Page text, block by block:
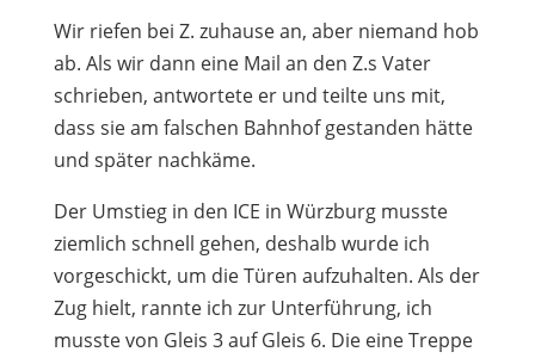
Wir riefen bei Z. zuhause an, aber niemand hob
ab. Als wir dann eine Mail an den Z.s Vater
schrieben, antwortete er und teilte uns mit,
dass sie am falschen Bahnhof gestanden hätte
und später nachkäme.
Der Umstieg in den ICE in Würzburg musste
ziemlich schnell gehen, deshalb wurde ich
vorgeschickt, um die Türen aufzuhalten. Als der
Zug hielt, rannte ich zur Unterführung, ich
musste von Gleis 3 auf Gleis 6. Die eine Treppe